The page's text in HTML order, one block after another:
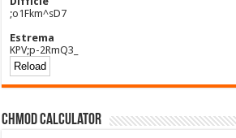
;o1Fkm^sD7
Estrema
KPV;p-2RmQ3_
CHMOD Calculator